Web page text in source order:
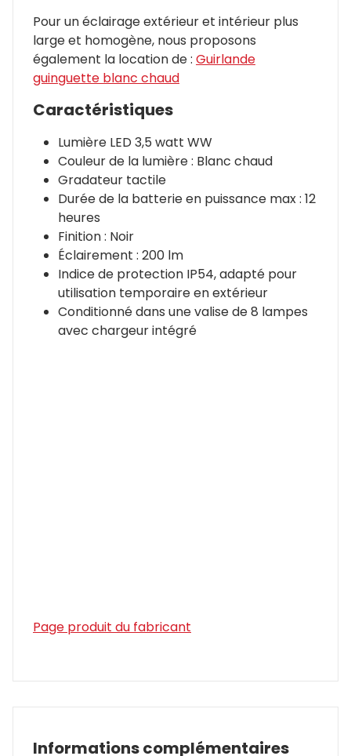
Pour un éclairage extérieur et intérieur plus
large et homogène, nous proposons
également la location de : Guirlande
guinguette blanc chaud
Caractéristiques
Lumière LED 3,5 watt WW
Couleur de la lumière : Blanc chaud
Gradateur tactile
Durée de la batterie en puissance max : 12
heures
Finition : Noir
Éclairement : 200 lm
Indice de protection IP54, adapté pour
utilisation temporaire en extérieur
Conditionné dans une valise de 8 lampes
avec chargeur intégré
Page produit du fabricant
Informations complémentaires